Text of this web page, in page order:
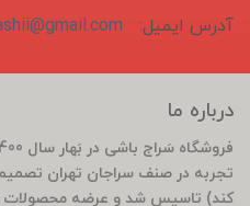
آدرس ایمیل:
درباره ما
تجربه در صنف سراجان تهران
کند) تاسیس شد و عرضه محصولات